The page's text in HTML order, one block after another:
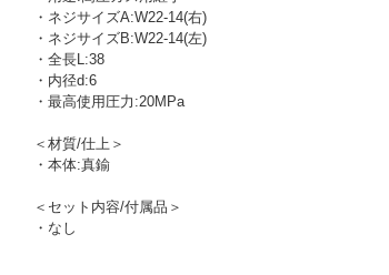
・ネジサイズA:W22-14(右)
・ネジサイズB:W22-14(左)
・全長L:38
・内径d:6
・最高使用圧力:20MPa
＜材質/仕上＞
・本体:真鍮
＜セット内容/付属品＞
・なし